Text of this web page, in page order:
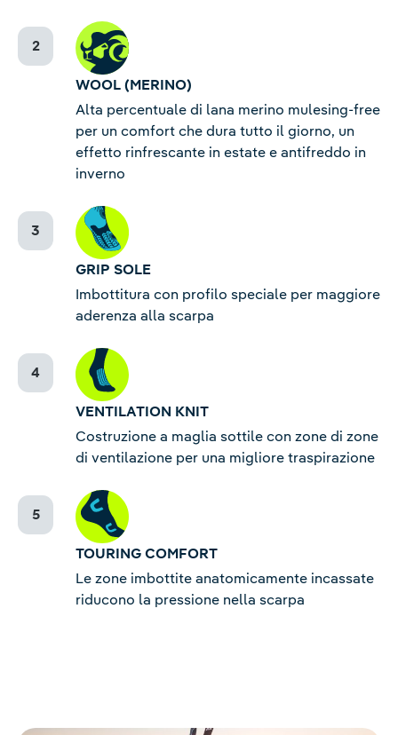
WOOL (MERINO)
Alta percentuale di lana merino mulesing-free
per un comfort che dura tutto il giorno, un
effetto rinfrescante in estate e antifreddo in
inverno
GRIP SOLE
Imbottitura con profilo speciale per maggiore
aderenza alla scarpa
VENTILATION KNIT
Costruzione a maglia sottile con zone di zone
di ventilazione per una migliore traspirazione
TOURING COMFORT
Le zone imbottite anatomicamente incassate
riducono la pressione nella scarpa